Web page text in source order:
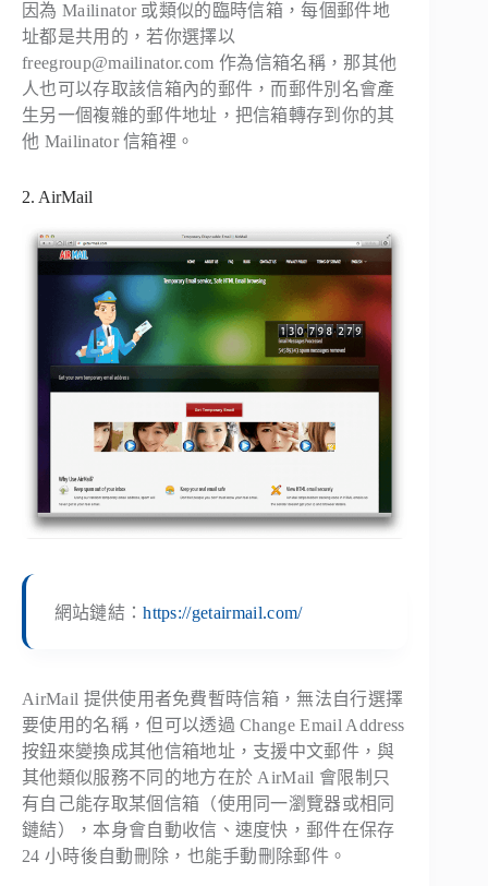
因為 Mailinator 或類似的臨時信箱，每個郵件地
址都是共用的，若你選擇以
freegroup@mailinator.com 作為信箱名稱，那其他
人也可以存取該信箱內的郵件，而郵件別名會產
生另一個複雜的郵件地址，把信箱轉存到你的其
他 Mailinator 信箱裡。
2. AirMail
網站鏈結：https://getairmail.com/
AirMail 提供使用者免費暫時信箱，無法自行選擇
要使用的名稱，但可以透過 Change Email Address
按鈕來變換成其他信箱地址，支援中文郵件，與
其他類似服務不同的地方在於 AirMail 會限制只
有自己能存取某個信箱（使用同一瀏覽器或相同
鏈結），本身會自動收信、速度快，郵件在保存
24 小時後自動刪除，也能手動刪除郵件。